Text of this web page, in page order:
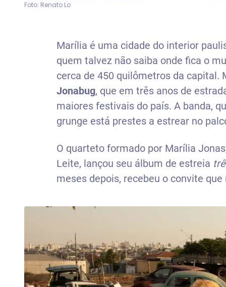
Foto: Renato Lo
Marília é uma cidade do interior
quem talvez não saiba onde fica o
cerca de 450 quilômetros da
Jonabug, que em três anos de
maiores festivais do país. A banda,
grunge está prestes a estrear no
O quarteto formado por Marília
Leite, lançou seu álbum de estreia
meses depois, recebeu o convite